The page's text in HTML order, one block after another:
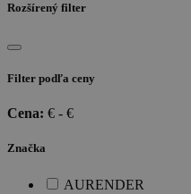
Rozšírený filter
Filter podľa ceny
Cena: € - €
Značka
AURENDER